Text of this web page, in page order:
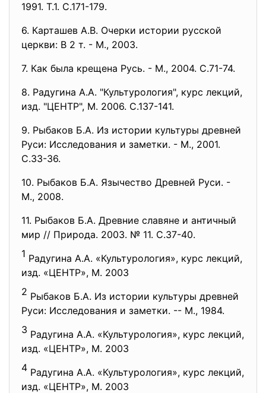
1991. Т.1. С.171-179.
6. Карташев А.В. Очерки истории русской
церкви: В 2 т. - М., 2003.
7. Как была крещена Русь. - М., 2004. С.71-74.
8. Радугина А.А. "Культурология", курс лекций,
изд. "ЦЕНТР", М. 2006. С.137-141.
9. Рыбаков Б.А. Из истории культуры древней
Руси: Исследования и заметки. - М., 2001.
С.33-36.
10. Рыбаков Б.А. Язычество Древней Руси. -
М., 2008.
11. Рыбаков Б.А. Древние славяне и античный
мир // Природа. 2003. № 11. С.37-40.
1 Радугина А.А. «Культурология», курс лекций,
изд. «ЦЕНТР», М. 2003
2 Рыбаков Б.А. Из истории культуры древней
Руси: Исследования и заметки. -- М., 1984.
3 Радугина А.А. «Культурология», курс лекций,
изд. «ЦЕНТР», М. 2003
4 Радугина А.А. «Культурология», курс лекций,
изд. «ЦЕНТР», М. 2003